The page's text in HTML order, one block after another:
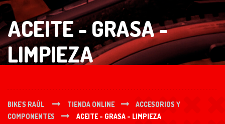
ACEITE - GRASA -
LIMPIEZA
BIKE'S RAÚL TIENDA ONLINE
ACCESORIOS Y
COMPONENTES
ACEITE - GRASA - LIMPIEZA